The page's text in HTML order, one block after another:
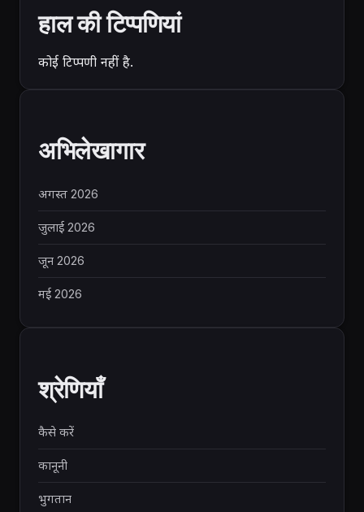
हाल की टिप्पणियां
कोई टिप्पणी नहीं है.
अभिलेखागार
अगस्त 2026
जुलाई 2026
जून 2026
मई 2026
श्रेणियाँ
कैसे करें
कानूनी
भुगतान